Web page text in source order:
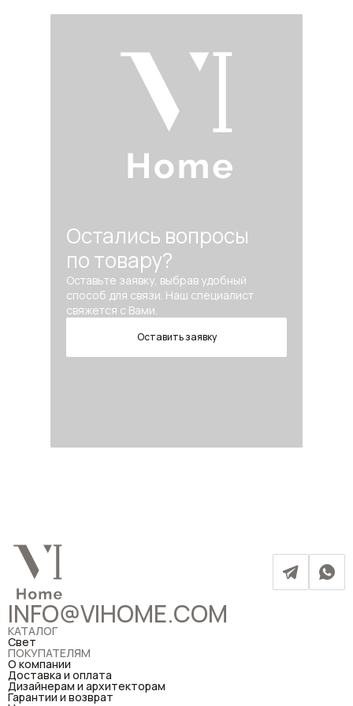
Остались вопросы
по товару?
Оставьте заявку, выбрав удобный
способ для связи. Наш специалист
свяжется с Вами.
Оставить заявку
INFO@VIHOME.COM
КАТАЛОГ
Свет
ПОКУПАТЕЛЯМ
О компании
Доставка и оплата
Дизайнерам и архитекторам
Гарантии и возврат